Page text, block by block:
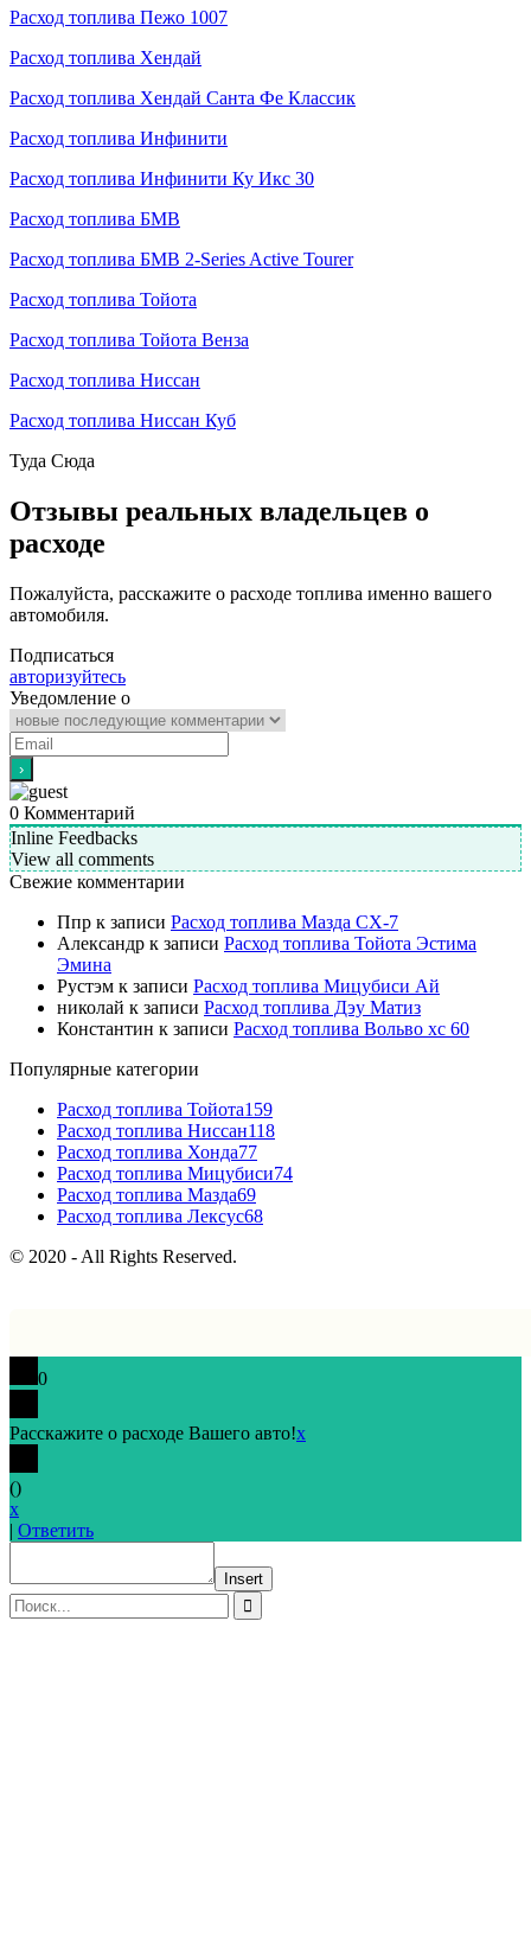
Расход топлива Пежо 1007
Расход топлива Хендай
Расход топлива Хендай Санта Фе Классик
Расход топлива Инфинити
Расход топлива Инфинити Ку Икс 30
Расход топлива БМВ
Расход топлива БМВ 2-Series Active Tourer
Расход топлива Тойота
Расход топлива Тойота Венза
Расход топлива Ниссан
Расход топлива Ниссан Куб
Туда Сюда
Отзывы реальных владельцев о
расходе
Пожалуйста, расскажите о расходе топлива именно вашего
автомобиля.
Подписаться
авторизуйтесь
Уведомление о
0 Комментарий
Inline Feedbacks
View all comments
Свежие комментарии
Ппр к записи Расход топлива Мазда СХ-7
Александр к записи Расход топлива Тойота Эстима
Эмина
Рустэм к записи Расход топлива Мицубиси Ай
николай к записи Расход топлива Дэу Матиз
Константин к записи Расход топлива Вольво хс 60
Популярные категории
Расход топлива Тойота159
Расход топлива Ниссан118
Расход топлива Хонда77
Расход топлива Мицубиси74
Расход топлива Мазда69
Расход топлива Лексус68
© 2020 - All Rights Reserved.
0
Расскажите о расходе Вашего авто!x
()
x
| Ответить
Insert